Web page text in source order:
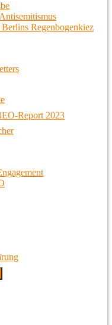
Regenbogenkiez
Report 2023